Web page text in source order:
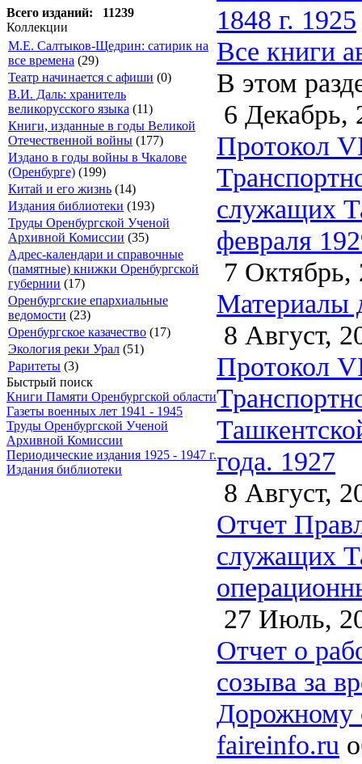
Всего изданий: 11239
Коллекции
М.Е. Салтыков-Щедрин: сатирик на
все времена (29)
Театр начинается с афиши (0)
В.И. Даль: хранитель
великорусского языка (11)
Книги, изданные в годы Великой
Отечественной войны (177)
Издано в годы войны в Чкалове
(Оренбурге) (199)
Китай и его жизнь (14)
Издания библиотеки (193)
Труды Оренбургской Ученой
Архивной Комиссии (35)
Адрес-календари и справочные
(памятные) книжки Оренбургской
губернии (17)
Оренбургские епархиальные
ведомости (23)
Оренбургское казачество (17)
Экология реки Урал (51)
Раритеты (3)
Быстрый поиск
Книги Памяти Оренбургской области
Газеты военных лет 1941 - 1945
Труды Оренбургской Ученой
Архивной Комиссии
Периодические издания 1925 - 1947 г.
Издания библиотеки
1848 г. 1925
Все книги
В этом
6 Декабрь,
Протокол
служащих
февраля
7 Октябрь,
Материалы
8 Август,
Протокол
года. 1927
8 Август,
Отчет
служащих
27 Июль,
Отчет о
созыва за
Дорожному
faireinfo.ru